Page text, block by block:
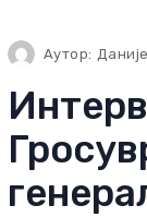
Аутор: